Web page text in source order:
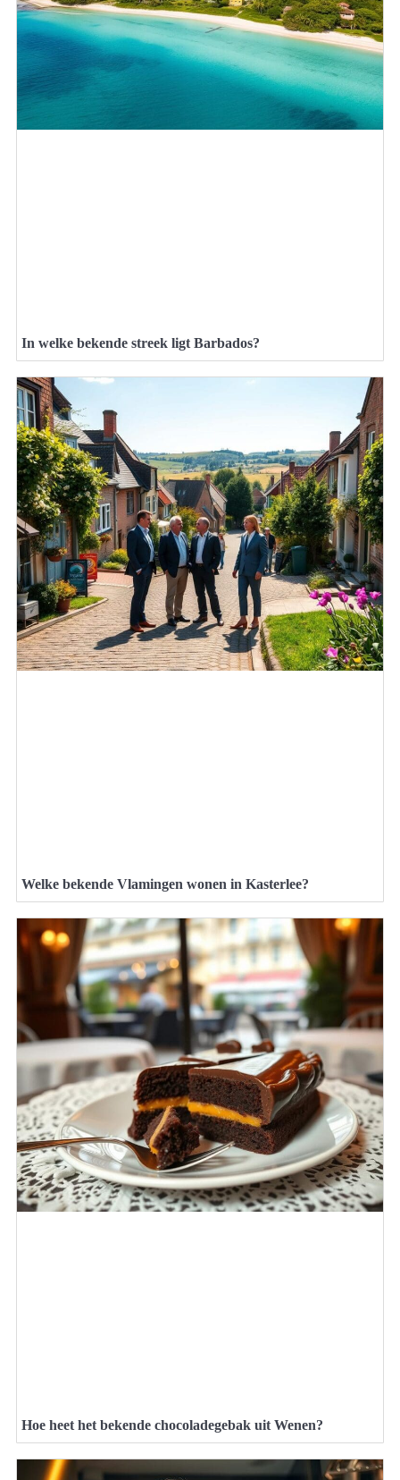
In welke bekende streek ligt Barbados?
Welke bekende Vlamingen wonen in Kasterlee?
Hoe heet het bekende chocoladegebak uit Wenen?